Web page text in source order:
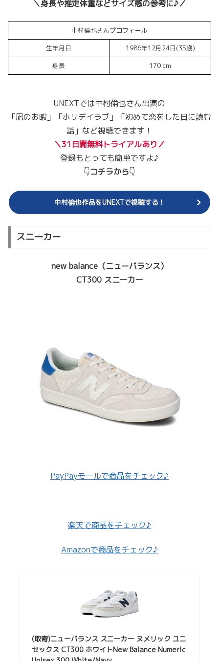
＼身長や推定体重などサイズ感の参考に♪／
中村倫也さんプロフィール
生年月日
1986年12月24日(35歳)
身長
170 cm
UNEXTでは中村倫也さん出演の
「凪のお暇」「ホリデイラブ」「初めて恋をした日に読む
話」など視聴できます！
＼31日間無料トライアルあり／
登録もとっても簡単ですよ♪
👇コチラから👇
中村倫也作品をUNEXTで視聴する！
スニーカー
new balance（ニューバランス）
CT300 スニーカー
PayPayモールで商品をチェック♪
楽天で商品をチェック♪
Amazonで商品をチェック♪
(取寄)ニューバランス スニーカー ヌメリック ユニ
セックス CT300 ホワイトNew Balance Numeric